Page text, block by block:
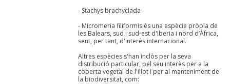
- Stachys brachyclada
- Micromeria filiformis és una espècie pròpia de
les Balears, sud i sud-est d'Iberia i nord d’Àfrica,
sent, per tant, d'interès internacional.
Altres espècies s'han inclòs per la seva
distribució particular, pel seu interès per a la
coberta vegetal de l'illot i per al manteniment de
la biodiversitat, com: